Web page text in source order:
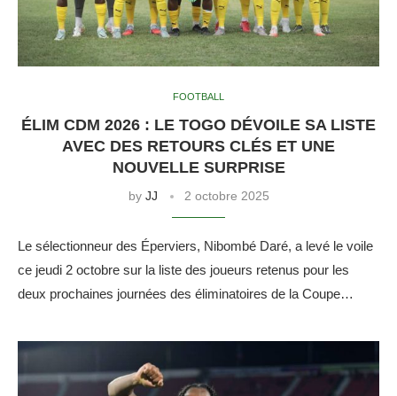
FOOTBALL
ÉLIM CDM 2026 : LE TOGO DÉVOILE SA LISTE
AVEC DES RETOURS CLÉS ET UNE
NOUVELLE SURPRISE
by JJ 2 octobre 2025
Le sélectionneur des Éperviers, Nibombé Daré, a levé le voile
ce jeudi 2 octobre sur la liste des joueurs retenus pour les
deux prochaines journées des éliminatoires de la Coupe…